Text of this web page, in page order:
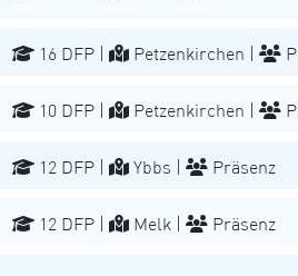
16 DFP | Petzenkirchen |
10 DFP | Petzenkirchen |
12 DFP | Ybbs | Präsenz
12 DFP | Melk | Präsenz